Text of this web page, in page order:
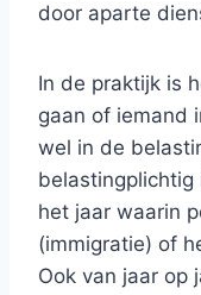
door aparte
In de praktijk is
gaan of iemand
wel in de
belastingplichtig
het jaar waarin
(immigratie) of
Ook van jaar op